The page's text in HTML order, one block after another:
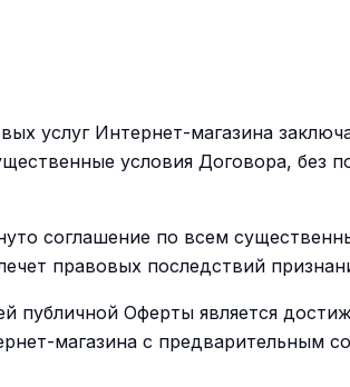
услуг Интернет-магазина
условия Договора, без
соглашение по всем
правовых последствий
Оферты является
магазина с предварительным